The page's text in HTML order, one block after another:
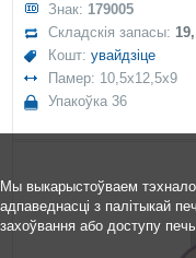
Знак: 179005
Складскія запасы:19,
Кошт:увайдзіце
Памер: 10,5x12,5x9
Упакоўка 36
Мы выкарыстоўваем
адпаведнасці з палітыкай
захоўвання або доступу